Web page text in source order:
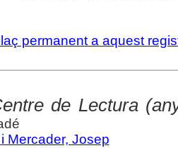
permanent a aquest
de Lectura
Mercader, Josep